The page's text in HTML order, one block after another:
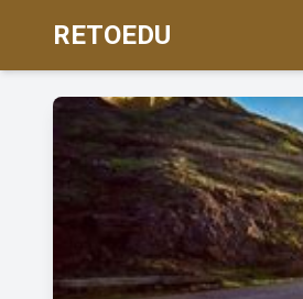
RETOEDU